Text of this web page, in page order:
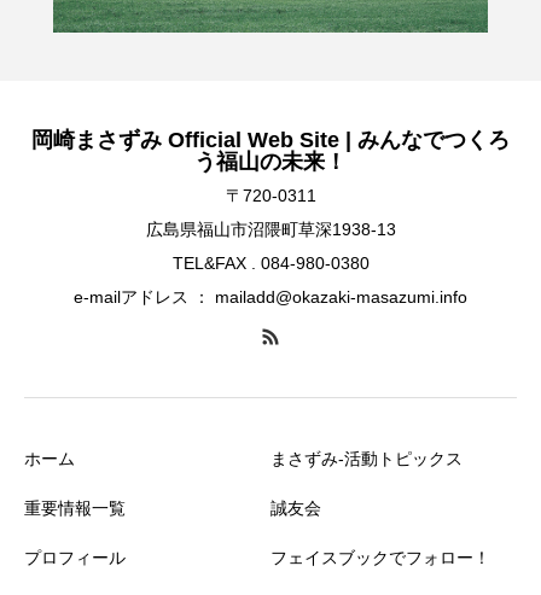
岡崎まさずみ Official Web Site | みんなでつくろ
う福山の未来！
〒720-0311
広島県福山市沼隈町草深1938-13
TEL&FAX . 084-980-0380
e-mailアドレス ： mailadd@okazaki-masazumi.info
ホーム
重要情報一覧
プロフィール
まさずみ-活動トピックス
誠友会
フェイスブックでフォロー！